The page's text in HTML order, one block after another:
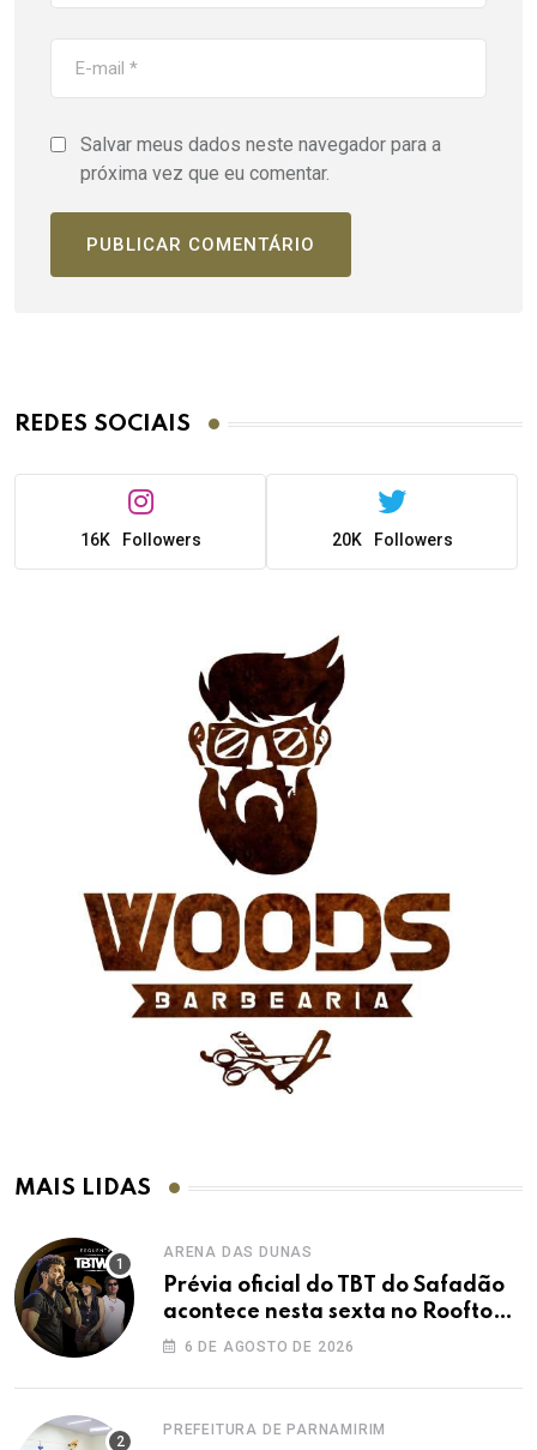
Salvar meus dados neste navegador para a
próxima vez que eu comentar.
REDES SOCIAIS
16K Followers 20K Followers
MAIS LIDAS
ARENA DAS DUNAS
Prévia oficial do TBT do Safadão
acontece nesta sexta no Rooftop
Dunas
6 DE AGOSTO DE 2026
PREFEITURA DE PARNAMIRIM